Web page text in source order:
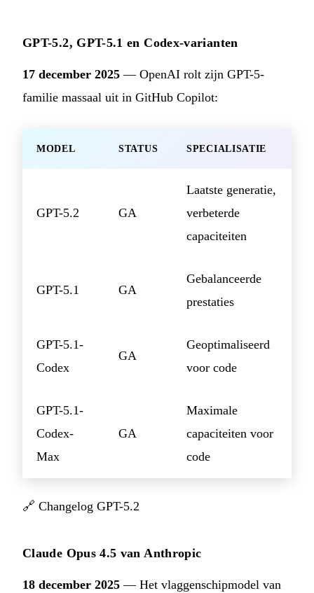
GPT-5.2, GPT-5.1 en Codex-varianten
17 december 2025 — OpenAI rolt zijn GPT-5-
familie massaal uit in GitHub Copilot:
MODEL STATUS SPECIALISATIE
GPT-5.2 GA
Laatste generatie,
verbeterde
capaciteiten
GPT-5.1 GA
Gebalanceerde
prestaties
GPT-5.1-
Codex
GA
Geoptimaliseerd
voor code
GPT-5.1-
Codex-
Max
GA
Maximale
capaciteiten voor
code
🔗 Changelog GPT-5.2
Claude Opus 4.5 van Anthropic
18 december 2025 — Het vlaggenschipmodel van